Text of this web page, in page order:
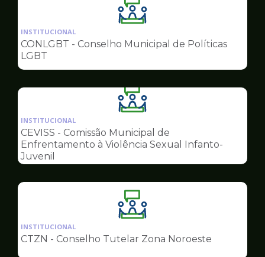
Ilustração
da
pagina
Conselhos
INSTITUCIONAL
CONLGBT - Conselho Municipal de Políticas
LGBT
Ilustração
da
pagina
de
INSTITUCIONAL
CEVISS - Comissão Municipal de
Enfrentamento à Violência Sexual Infanto-
Juvenil
Ilustração
da
pagina
INSTITUCIONAL
CTZN - Conselho Tutelar Zona Noroeste